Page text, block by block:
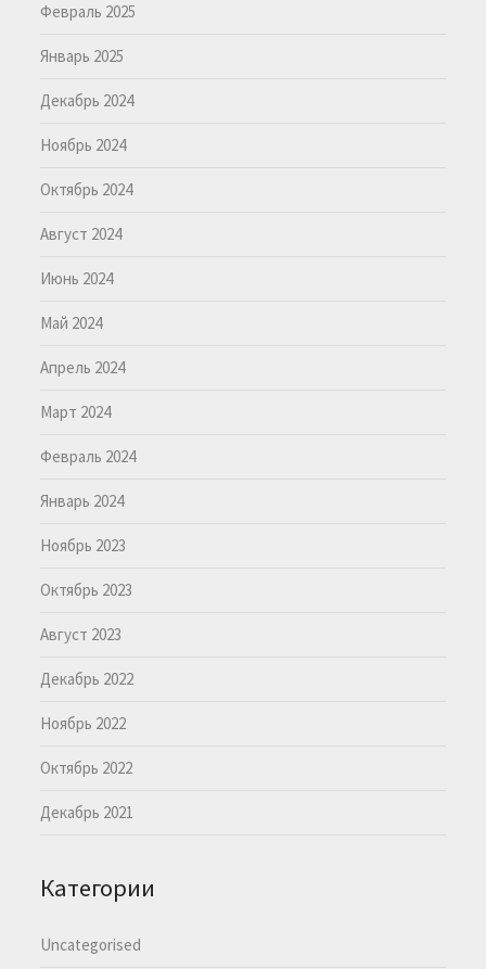
Февраль 2025
Январь 2025
Декабрь 2024
Ноябрь 2024
Октябрь 2024
Август 2024
Июнь 2024
Май 2024
Апрель 2024
Март 2024
Февраль 2024
Январь 2024
Ноябрь 2023
Октябрь 2023
Август 2023
Декабрь 2022
Ноябрь 2022
Октябрь 2022
Декабрь 2021
Категории
Uncategorised